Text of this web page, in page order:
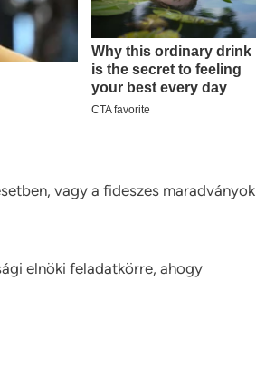
vagy a fideszes maradványok
elnöki feladatkörre, ahogy